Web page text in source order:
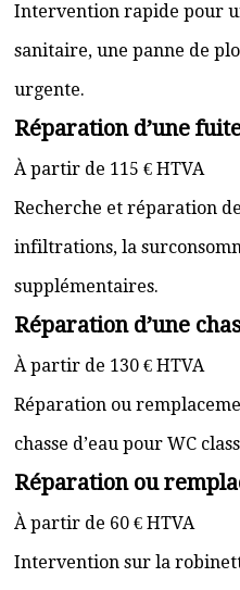
Intervention rapide pour
sanitaire, une panne de
urgente.
Réparation d’une
À partir de 115 € HTVA
Recherche et réparation
infiltrations, la
supplémentaires.
Réparation d’une
À partir de 130 € HTVA
Réparation ou
chasse d’eau pour WC
Réparation ou
À partir de 60 € HTVA
Intervention sur la